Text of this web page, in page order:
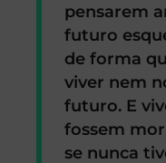
pensarem
futuro
de forma
viver nem
futuro. E
fossem
se nunca